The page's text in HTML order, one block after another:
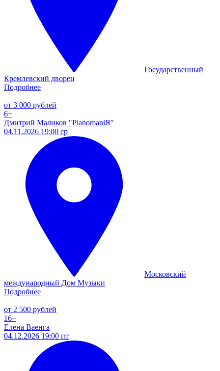
Государственный
Кремлевский дворец
Подробнее
от 3 000 рублей
6+
Дмитрий Маликов "PianomaniЯ"
04.11.2026 19:00 ср
Московский
международный Дом Музыки
Подробнее
от 2 500 рублей
16+
Елена Ваенга
04.12.2026 19:00 пт